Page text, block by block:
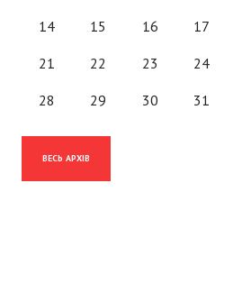
14 15 16 17
21 22 23 24
28 29 30 31
ВЕСЬ АРХІВ